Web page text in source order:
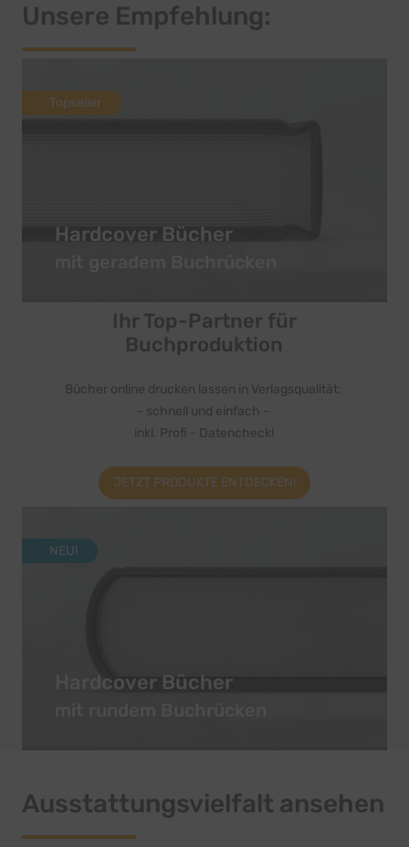
Unsere Empfehlung:
Topseller
Hardcover Bücher
Ihr Top-Partner für
Buchproduktion
Bücher online drucken lassen in Verlagsqualität:
- schnell und einfach -
inkl. Profi - Datencheck!
JETZT PRODUKTE ENTDECKEN!
NEU!
Hardcover Bücher
Ausstattungsvielfalt ansehen